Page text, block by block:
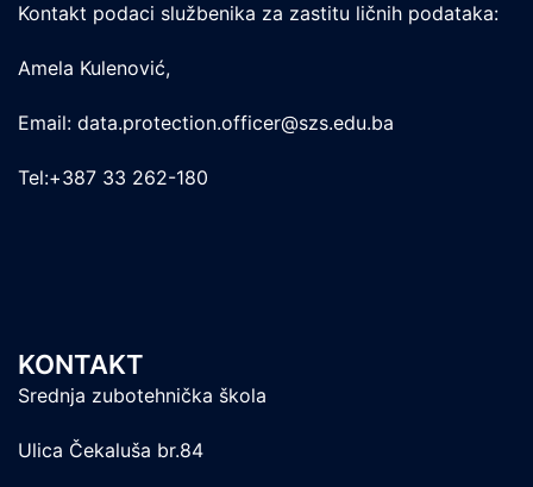
Kontakt podaci službenika za zastitu ličnih podataka:
Amela Kulenović,
Email: data.protection.officer@szs.edu.ba
Tel:+387 33 262-180
KONTAKT
Srednja zubotehnička škola
Ulica Čekaluša br.84